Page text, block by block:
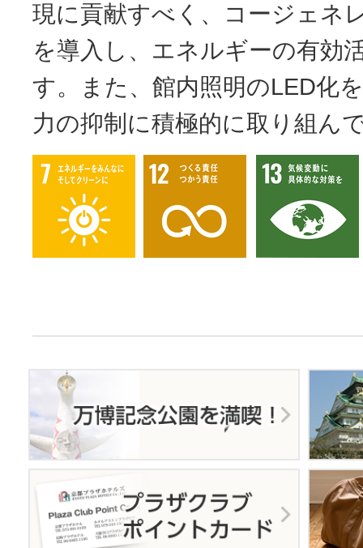
現に貢献すべく、コージェネ
を導入し、エネルギーの有効
す。また、館内照明のLED化
力の抑制に積極的に取り組ん